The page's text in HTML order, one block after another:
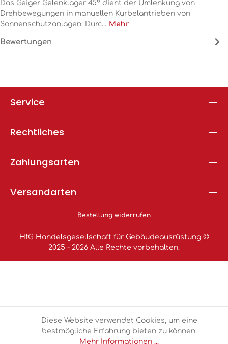
Das Geiger Gelenklager 45° dient der Umlenkung von
Drehbewegungen in manuellen Kurbelantrieben von
Sonnenschutzanlagen. Durc… Mehr
Bewertungen
Service
Rechtliches
Zahlungsarten
Versandarten
Bestellung widerrufen
HfG Handelsgesellschaft für Gebäudeausrüstung ©
2025 - 2026 Alle Rechte vorbehalten.
Diese Website verwendet Cookies, um eine
bestmögliche Erfahrung bieten zu können.
Mehr Informationen ...